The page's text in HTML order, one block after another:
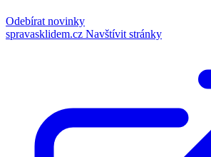
Odebírat novinky
spravasklidem.cz Navštívit stránky